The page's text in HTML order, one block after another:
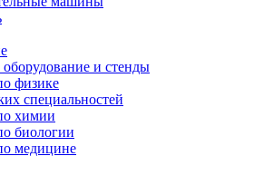
и стенды
физике
специальностей
химии
биологии
медицине